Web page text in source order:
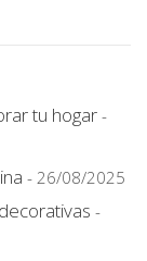
tu hogar -
- 26/08/2025
-